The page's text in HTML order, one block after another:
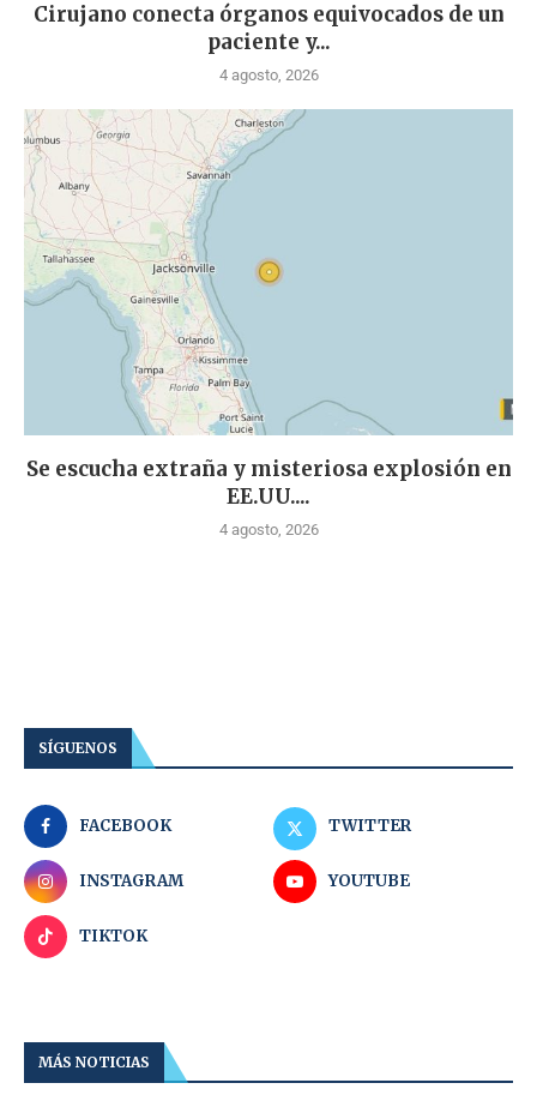
Cirujano conecta órganos equivocados de un
paciente y...
4 agosto, 2026
Se escucha extraña y misteriosa explosión en
EE.UU....
4 agosto, 2026
SÍGUENOS
FACEBOOK TWITTER
INSTAGRAM YOUTUBE
TIKTOK
MÁS NOTICIAS